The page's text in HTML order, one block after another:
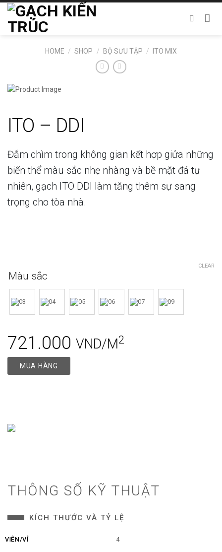
Chuyển
dung
HOME / SHOP / BỘ SƯU TẬP / ITO MIX
ITO – DDI
Đắm chìm trong không gian kết hợp giửa những
biến thể màu sắc nhẹ nhàng và bề mặt đá tự
nhiên, gạch ITO DDI làm tăng thêm sự sang
trọng cho tòa nhà.
Màu sắc
CLEAR
721.000 VND/M2
MUA HÀNG
THÔNG SỐ KỸ THUẬT
KÍCH THƯỚC VÀ TỶ LỆ
VIÊN/VỈ 4